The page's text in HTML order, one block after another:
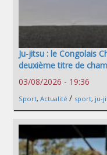
Ju-jitsu : le Congolais
deuxième titre de
03/08/2026 - 19:36
Sport, Actualité / sport, ju-